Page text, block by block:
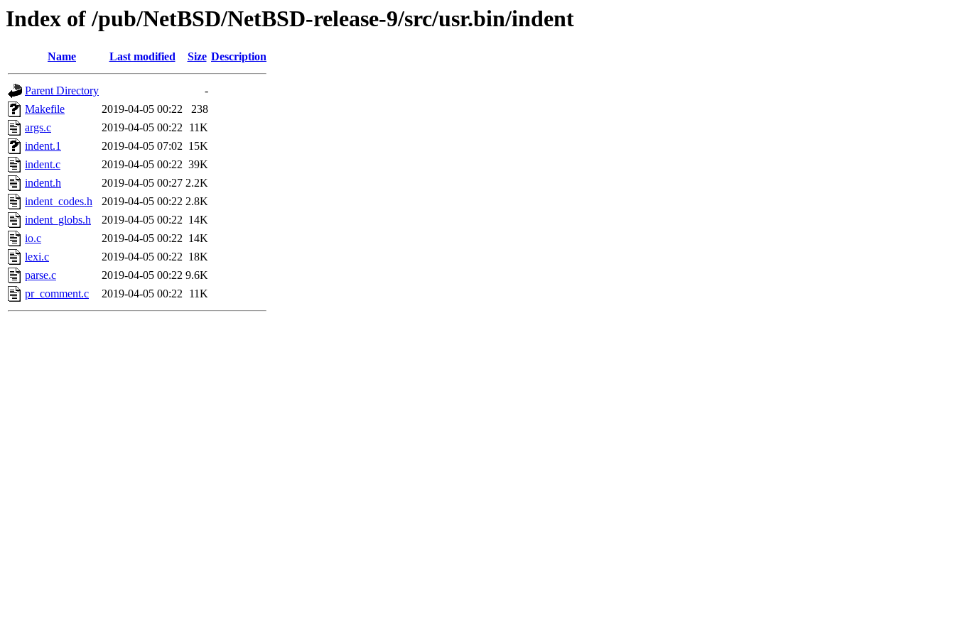
Index of /pub/NetBSD/NetBSD-release-9/src/usr.bin/indent
Name Last modified Size Description
Parent Directory
-
Makefile
2019-04-05 00:22
238
args.c
2019-04-05 00:22 11K
indent.1
2019-04-05 07:02 15K
indent.c
2019-04-05 00:22 39K
indent.h
2019-04-05 00:27 2.2K
indent_codes.h
2019-04-05 00:22 2.8K
indent_globs.h
2019-04-05 00:22 14K
io.c
2019-04-05 00:22 14K
lexi.c
2019-04-05 00:22 18K
parse.c
2019-04-05 00:22 9.6K
pr_comment.c
2019-04-05 00:22 11K